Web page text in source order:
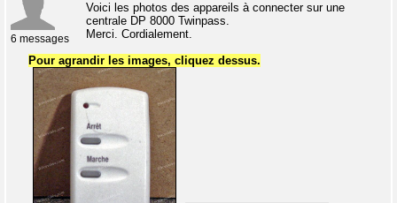
6 messages
Voici les photos des appareils à connecter sur une
centrale DP 8000 Twinpass.
Merci. Cordialement.
Pour agrandir les images, cliquez dessus.